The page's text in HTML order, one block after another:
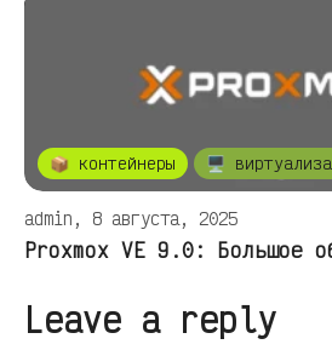
📦 контейнеры 🖥️
admin, 8 августа, 2025
Proxmox VE 9.0: Большое
Leave a reply